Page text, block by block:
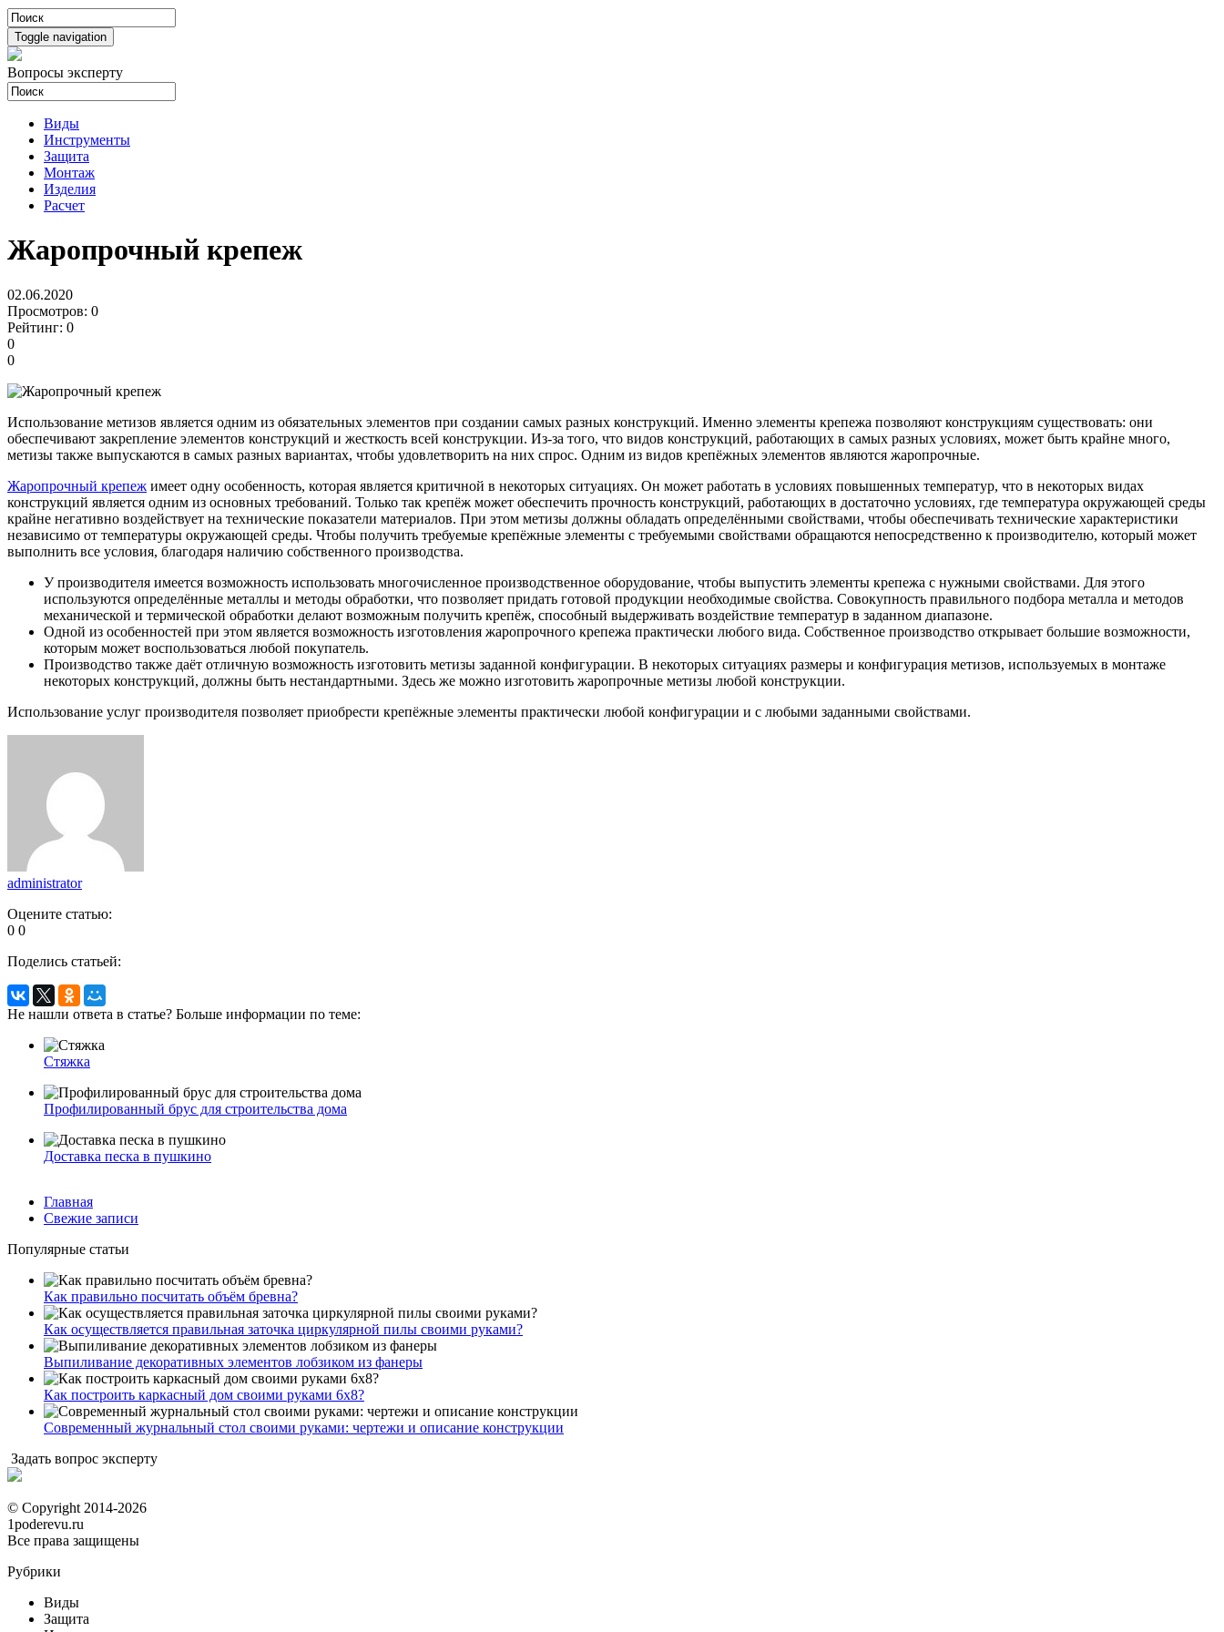
Toggle navigation
Вопросы эксперту
Виды
Инструменты
Защита
Монтаж
Изделия
Расчет
Жаропрочный крепеж
02.06.2020
Просмотров: 0
Рейтинг: 0
0
0
Использование метизов является одним из обязательных элементов при создании самых разных конструкций. Именно элементы крепежа позволяют конструкциям существовать: они
обеспечивают закрепление элементов конструкций и жесткость всей конструкции. Из-за того, что видов конструкций, работающих в самых разных условиях, может быть крайне много,
метизы также выпускаются в самых разных вариантах, чтобы удовлетворить на них спрос. Одним из видов крепёжных элементов являются жаропрочные.
Жаропрочный крепеж имеет одну особенность, которая является критичной в некоторых ситуациях. Он может работать в условиях повышенных температур, что в некоторых видах
конструкций является одним из основных требований. Только так крепёж может обеспечить прочность конструкций, работающих в достаточно условиях, где температура окружающей среды
крайне негативно воздействует на технические показатели материалов. При этом метизы должны обладать определёнными свойствами, чтобы обеспечивать технические характеристики
независимо от температуры окружающей среды. Чтобы получить требуемые крепёжные элементы с требуемыми свойствами обращаются непосредственно к производителю, который может
выполнить все условия, благодаря наличию собственного производства.
У производителя имеется возможность использовать многочисленное производственное оборудование, чтобы выпустить элементы крепежа с нужными свойствами. Для этого
используются определённые металлы и методы обработки, что позволяет придать готовой продукции необходимые свойства. Совокупность правильного подбора металла и методов
механической и термической обработки делают возможным получить крепёж, способный выдерживать воздействие температур в заданном диапазоне.
Одной из особенностей при этом является возможность изготовления жаропрочного крепежа практически любого вида. Собственное производство открывает большие возможности,
которым может воспользоваться любой покупатель.
Производство также даёт отличную возможность изготовить метизы заданной конфигурации. В некоторых ситуациях размеры и конфигурация метизов, используемых в монтаже
некоторых конструкций, должны быть нестандартными. Здесь же можно изготовить жаропрочные метизы любой конструкции.
Использование услуг производителя позволяет приобрести крепёжные элементы практически любой конфигурации и с любыми заданными свойствами.
administrator
Оцените статью:
0 0
Поделись статьей:
Не нашли ответа в статье? Больше информации по теме:
Стяжка
Профилированный брус для строительства дома
Доставка песка в пушкино
Главная
Свежие записи
Популярные статьи
Как правильно посчитать объём бревна?
Как осуществляется правильная заточка циркулярной пилы своими руками?
Выпиливание декоративных элементов лобзиком из фанеры
Как построить каркасный дом своими руками 6х8?
Современный журнальный стол своими руками: чертежи и описание конструкции
Задать вопрос эксперту
© Copyright 2014-2026
1poderevu.ru
Все права защищены
Рубрики
Виды
Защита